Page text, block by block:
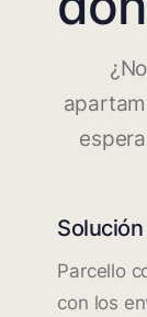
Parcello
con los